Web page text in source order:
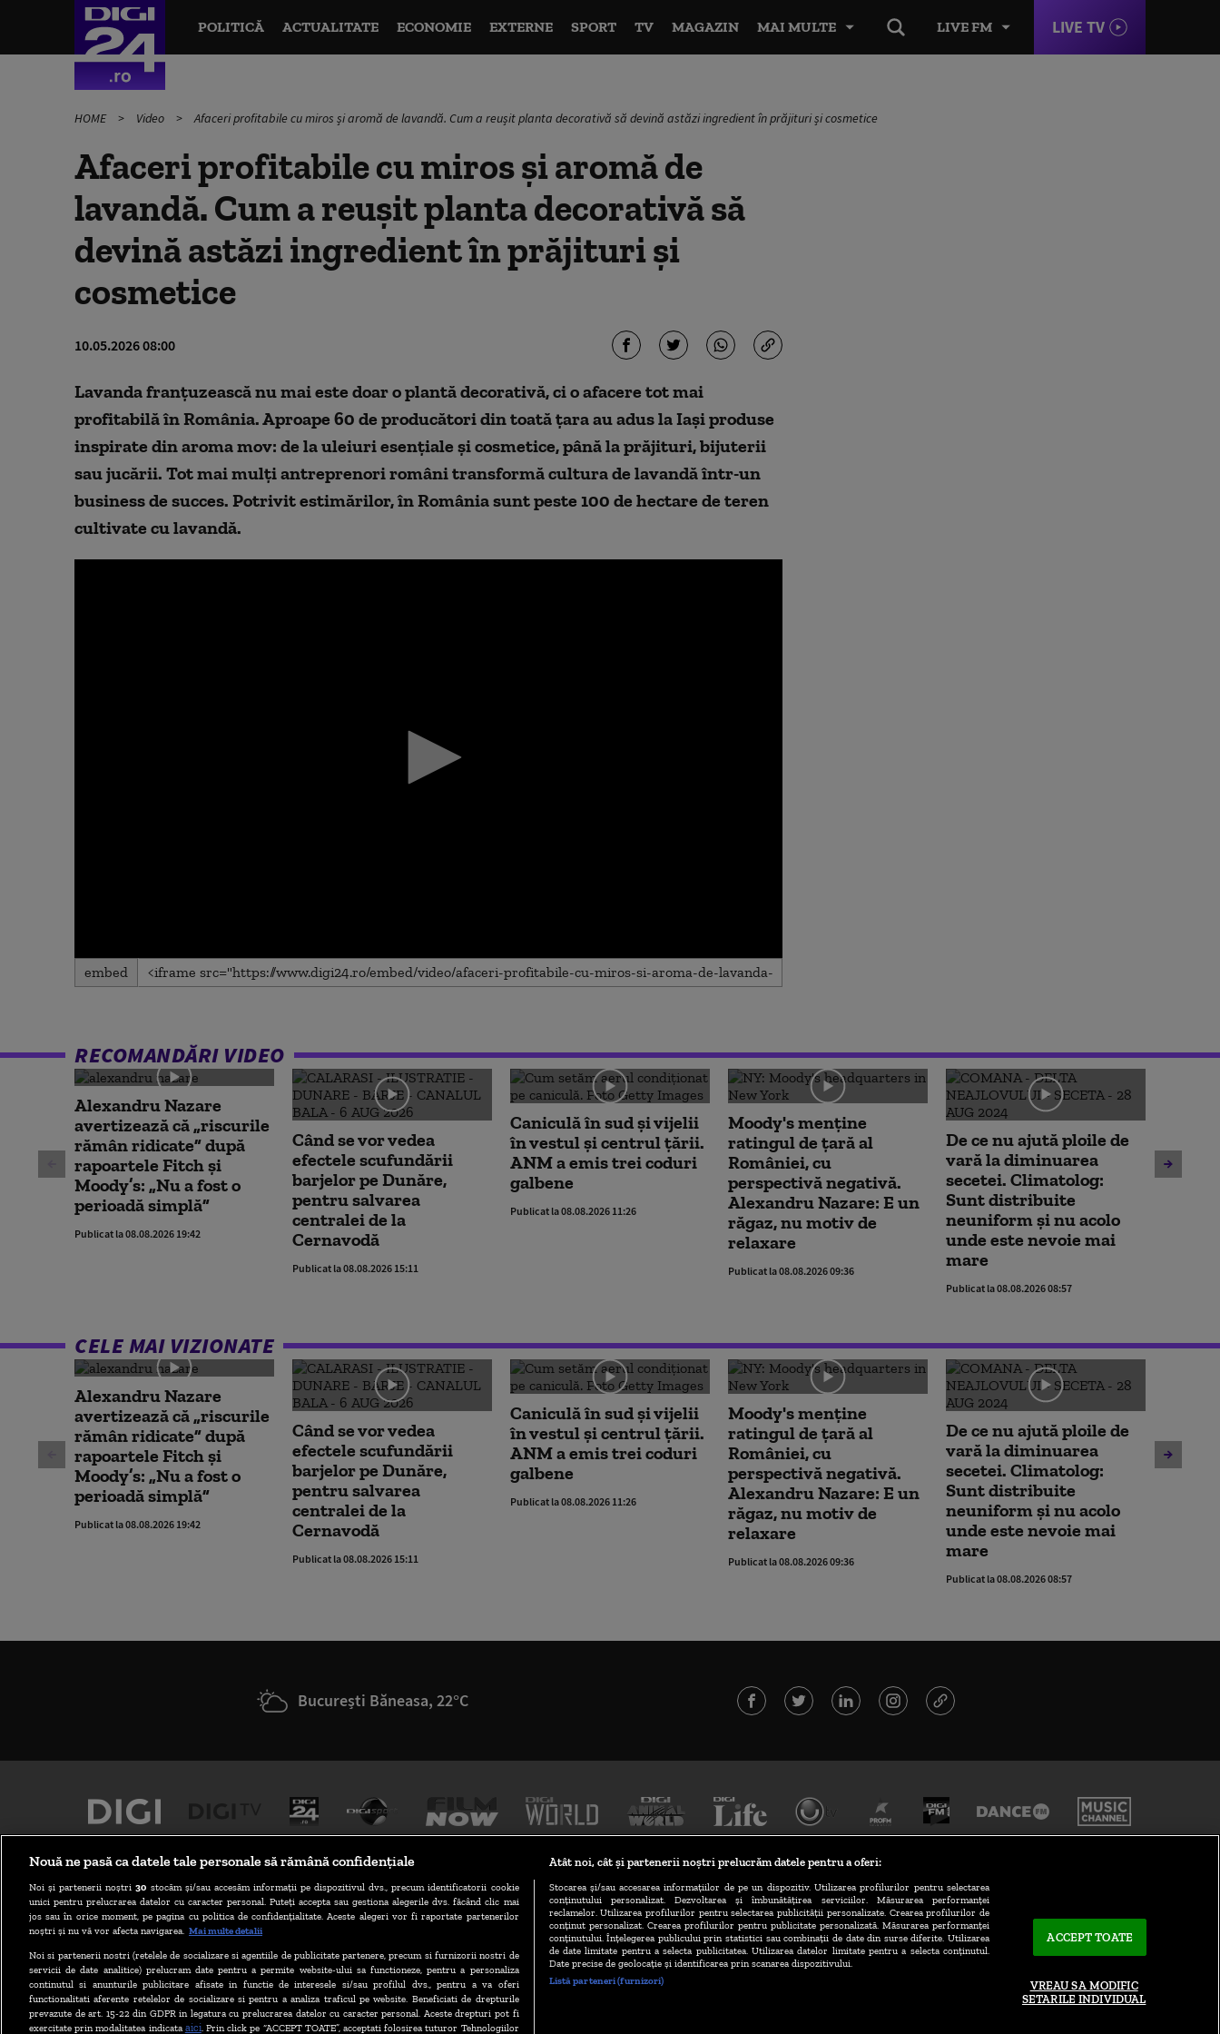
LIVE FM LIVE TV
POLITICĂ ACTUALITATE ECONOMIE EXTERNE SPORT TV MAGAZIN MAI MULTE
HOME Video Afaceri profitabile cu miros și aromă de lavandă. Cum a reușit planta decorativă să devină astăzi ingredient în prăjituri și cosmetice
Afaceri profitabile cu miros și aromă de
lavandă. Cum a reușit planta decorativă să
devină astăzi ingredient în prăjituri și
cosmetice
10.05.2026 08:00
Lavanda franțuzească nu mai este doar o plantă decorativă, ci o afacere tot mai
profitabilă în România. Aproape 60 de producători din toată țara au adus la Iași produse
inspirate din aroma mov: de la uleiuri esențiale și cosmetice, până la prăjituri, bijuterii
sau jucării. Tot mai mulți antreprenori români transformă cultura de lavandă într-un
business de succes. Potrivit estimărilor, în România sunt peste 100 de hectare de teren
cultivate cu lavandă.
0
seconds
embed
RECOMANDĂRI VIDEO
Alexandru Nazare
avertizează că „riscurile
rămân ridicate” după
rapoartele Fitch și
Moody’s: „Nu a fost o
perioadă simplă”
Publicat la 08.08.2026 19:42
Când se vor vedea
efectele scufundării
barjelor pe Dunăre,
pentru salvarea
centralei de la
Cernavodă
Publicat la 08.08.2026 15:11
Caniculă în sud și vijelii
în vestul și centrul țării.
ANM a emis trei coduri
galbene
Publicat la 08.08.2026 11:26
Moody's menține
ratingul de țară al
României, cu
perspectivă negativă.
Alexandru Nazare: E un
răgaz, nu motiv de
relaxare
Publicat la 08.08.2026 09:36
De ce nu ajută ploile de
vară la diminuarea
secetei. Climatolog:
Sunt distribuite
neuniform și nu acolo
unde este nevoie mai
mare
Publicat la 08.08.2026 08:57
nou,
CELE MAI VIZIONATE
Alexandru Nazare
avertizează că „riscurile
rămân ridicate” după
rapoartele Fitch și
Moody’s: „Nu a fost o
perioadă simplă”
Publicat la 08.08.2026 19:42
Când se vor vedea
efectele scufundării
barjelor pe Dunăre,
pentru salvarea
centralei de la
Cernavodă
Publicat la 08.08.2026 15:11
Caniculă în sud și vijelii
în vestul și centrul țării.
ANM a emis trei coduri
galbene
Publicat la 08.08.2026 11:26
Moody's menține
ratingul de țară al
României, cu
perspectivă negativă.
Alexandru Nazare: E un
răgaz, nu motiv de
relaxare
Publicat la 08.08.2026 09:36
De ce nu ajută ploile de
vară la diminuarea
secetei. Climatolog:
Sunt distribuite
neuniform și nu acolo
unde este nevoie mai
mare
Publicat la 08.08.2026 08:57
nou,
București Băneasa, 22°C
TERMENI ȘI CONDIȚII POLITICA DE CONFIDENȚIALITATE
ABONARE DIGI TV GESTIONAȚI PREFERINȚELE CODUL DIGI24 CAMERE WEB CONTACT/INFO
Nouă ne pasă ca datele tale personale să rămână confidențiale
Noi și partenerii noștri30 stocăm și/sau accesăm informații pe dispozitivul dvs., precum identificatorii cookie
unici pentru prelucrarea datelor cu caracter personal. Puteți accepta sau gestiona alegerile dvs. făcând clic mai
jos sau în orice moment, pe pagina cu politica de confidențialitate. Aceste alegeri vor fi raportate partenerilor
noștri și nu vă vor afecta navigarea. Mai multe detalii
Noi si partenerii nostri (retelele de socializare si agentiile de publicitate partenere, precum si furnizorii nostri de
servicii de date analitice) prelucram date pentru a permite website-ului sa functioneze, pentru a personaliza
continutul si anunturile publicitare afisate in functie de interesele si/sau profilul dvs., pentru a va oferi
functionalitati aferente retelelor de socializare si pentru a analiza traficul pe website. Beneficiati de drepturile
prevazute de art. 15-22 din GDPR in legatura cu prelucrarea datelor cu caracter personal. Aceste drepturi pot fi
exercitate prin modalitatea indicata aici. Prin click pe “ACCEPT TOATE”, acceptati folosirea tuturor Tehnologiilor
Atât noi, cât și partenerii noștri prelucrăm datele pentru a oferi:
Stocarea și/sau accesarea informațiilor de pe un dispozitiv. Utilizarea profilurilor pentru selectarea
conținutului personalizat. Dezvoltarea și îmbunătățirea serviciilor. Măsurarea performanței
reclamelor. Utilizarea profilurilor pentru selectarea publicității personalizate. Crearea profilurilor de
conținut personalizat. Crearea profilurilor pentru publicitate personalizată. Măsurarea performanței
conținutului. Înțelegerea publicului prin statistici sau combinații de date din surse diferite. Utilizarea
de date limitate pentru a selecta publicitatea. Utilizarea datelor limitate pentru a selecta conținutul.
Date precise de geolocație și identificarea prin scanarea dispozitivului.
Listă parteneri (furnizori)
ACCEPT TOATE
VREAU SA MODIFIC
SETARILE INDIVIDUAL